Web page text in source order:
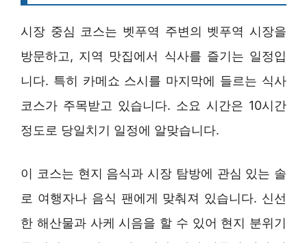
시장 중심 코스는 벳푸역 주변의 벳푸역 시장을
방문하고, 지역 맛집에서 식사를 즐기는 일정입
니다. 특히 카메쇼 스시를 마지막에 들르는 식사
코스가 주목받고 있습니다. 소요 시간은 10시간
정도로 당일치기 일정에 알맞습니다.
이 코스는 현지 음식과 시장 탐방에 관심 있는 솔
로 여행자나 음식 팬에게 맞춰져 있습니다. 신선
한 해산물과 사케 시음을 할 수 있어 현지 분위기